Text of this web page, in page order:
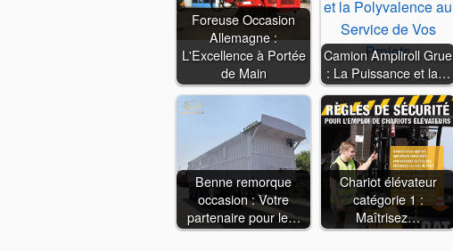
Foreuse Occasion
Allemagne :
L'Excellence à Portée
de Main
Camion Ampliroll Grue
: La Puissance et la…
Benne remorque
occasion : Votre
partenaire pour le…
Chariot élévateur
catégorie 1 :
Maîtrisez…